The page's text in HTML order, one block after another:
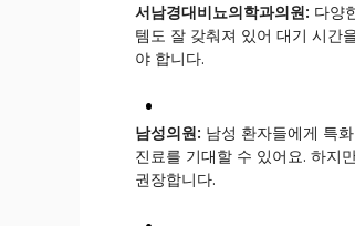
서남경대비뇨의학과의원: 다양
템도 잘 갖춰져 있어 대기 시간
야 합니다.
남성의원: 남성 환자들에게 특
진료를 기대할 수 있어요. 하지
권장합니다.